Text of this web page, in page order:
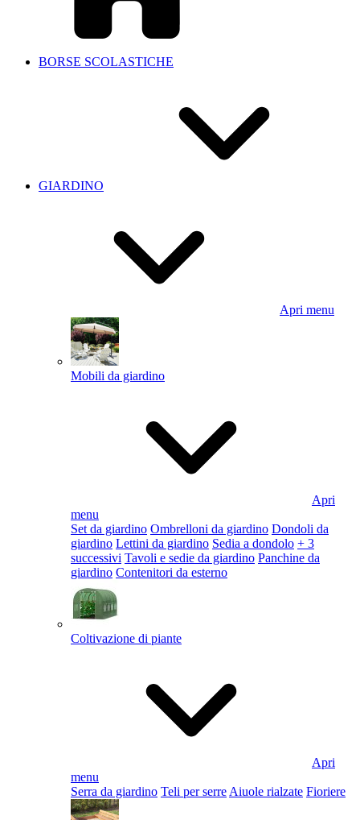
BORSE SCOLASTICHE
GIARDINO
Apri menu
Mobili da giardino
Apri
menu
Set da giardino Ombrelloni da giardino Dondoli da
giardino Lettini da giardino Sedia a dondolo + 3
successivi Tavoli e sedie da giardino Panchine da
giardino Contenitori da esterno
Coltivazione di piante
Apri
menu
Serra da giardino Teli per serre Aiuole rialzate Fioriere